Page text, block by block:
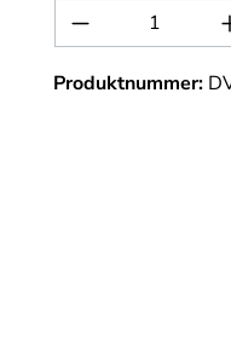
Produkt
Produktnummer: